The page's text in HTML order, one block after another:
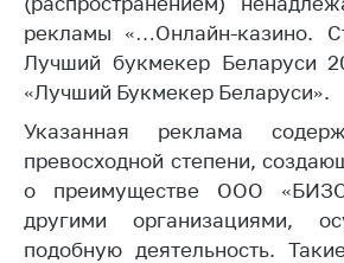
символы
5 лет МАРТ
Деятельность
Ценовая политика
Антимонопольное
регулирование и
конкуренция
рекламы «…Онлайн-казино.
Лучший букмекер Беларуси
«Лучший Букмекер Беларуси».
Указанная реклама
превосходной степени,
о преимуществе ООО
другими организациями,
подобную деятельность.